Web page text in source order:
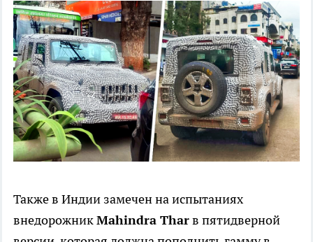
Также в Индии замечен на испытаниях
внедорожникMahindra Tharв пятидверной